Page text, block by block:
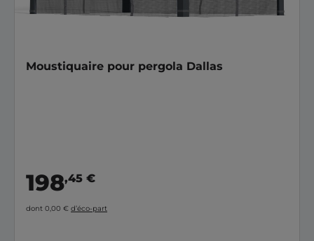
Moustiquaire pour pergola Dallas
198,45 €
dont 0,00 € d’éco-part